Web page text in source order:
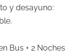
y desayuno:
Bus + 2 Noches